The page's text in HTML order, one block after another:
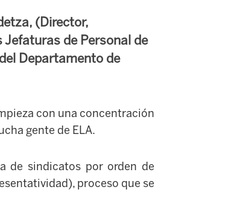
(Director,
de Personal de
Departamento de
con una concentración
gente de ELA.
de sindicatos por orden de
proceso que se